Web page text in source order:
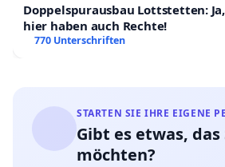
Doppelspurausbau Lottstetten:
hier haben auch Rechte!
770 Unterschriften
STARTEN SIE IHRE EIGENE
Gibt es etwas,
möchten?